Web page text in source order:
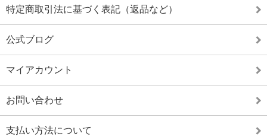
特定商取引法に基づく表記（返品など）
公式ブログ
マイアカウント
お問い合わせ
支払い方法について